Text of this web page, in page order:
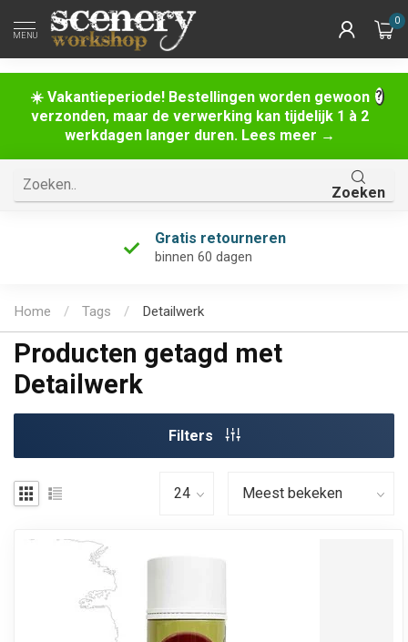
☀️ Vakantieperiode! Bestellingen worden gewoon
verzonden, maar de verwerking kan tijdelijk 1 à 2
werkdagen langer duren. Lees meer →
MENU
0
Zoeken
Gratis retourneren
binnen 60 dagen
Home / Tags / Detailwerk
Producten getagd met
Detailwerk
Filters